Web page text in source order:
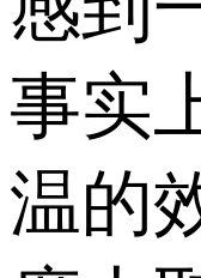
里，
闭，
感到